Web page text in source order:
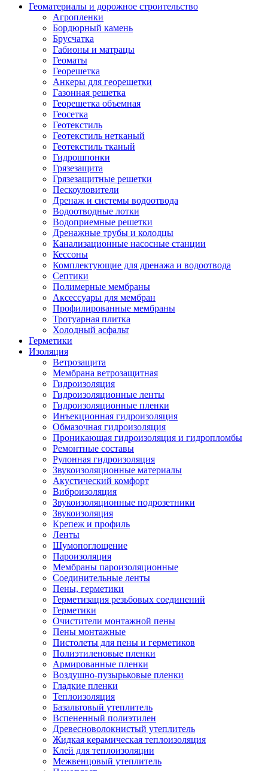
Геоматериалы и дорожное строительство
Агропленки
Бордюрный камень
Брусчатка
Габионы и матрацы
Геоматы
Георешетка
Анкеры для георешетки
Газонная решетка
Георешетка объемная
Геосетка
Геотекстиль
Геотекстиль нетканый
Геотекстиль тканый
Гидрошпонки
Грязезащита
Грязезащитные решетки
Пескоуловители
Дренаж и системы водоотвода
Водоотводные лотки
Водоприемные решетки
Дренажные трубы и колодцы
Канализационные насосные станции
Кессоны
Комплектующие для дренажа и водоотвода
Септики
Полимерные мембраны
Аксессуары для мембран
Профилированные мембраны
Тротуарная плитка
Холодный асфальт
Герметики
Изоляция
Ветрозащита
Мембрана ветрозащитная
Гидроизоляция
Гидроизоляционные ленты
Гидроизоляционные пленки
Инъекционная гидроизоляция
Обмазочная гидроизоляция
Проникающая гидроизоляция и гидропломбы
Ремонтные составы
Рулонная гидроизоляция
Звукоизоляционные материалы
Акустический комфорт
Виброизоляция
Звукоизоляционные подрозетники
Звукоизоляция
Крепеж и профиль
Ленты
Шумопоглощение
Пароизоляция
Мембраны пароизоляционные
Соединительные ленты
Пены, герметики
Герметизация резьбовых соединений
Герметики
Очистители монтажной пены
Пены монтажные
Пистолеты для пены и герметиков
Полиэтиленовые пленки
Армированные пленки
Воздушно-пузырьковые пленки
Гладкие пленки
Теплоизоляция
Базальтовый утеплитель
Вспененный полиэтилен
Древесноволокнистый утеплитель
Жидкая керамическая теплоизоляция
Клей для теплоизоляции
Межвенцовый утеплитель